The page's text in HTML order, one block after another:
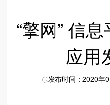
“擎网” 信
应用
发布时间：2020年